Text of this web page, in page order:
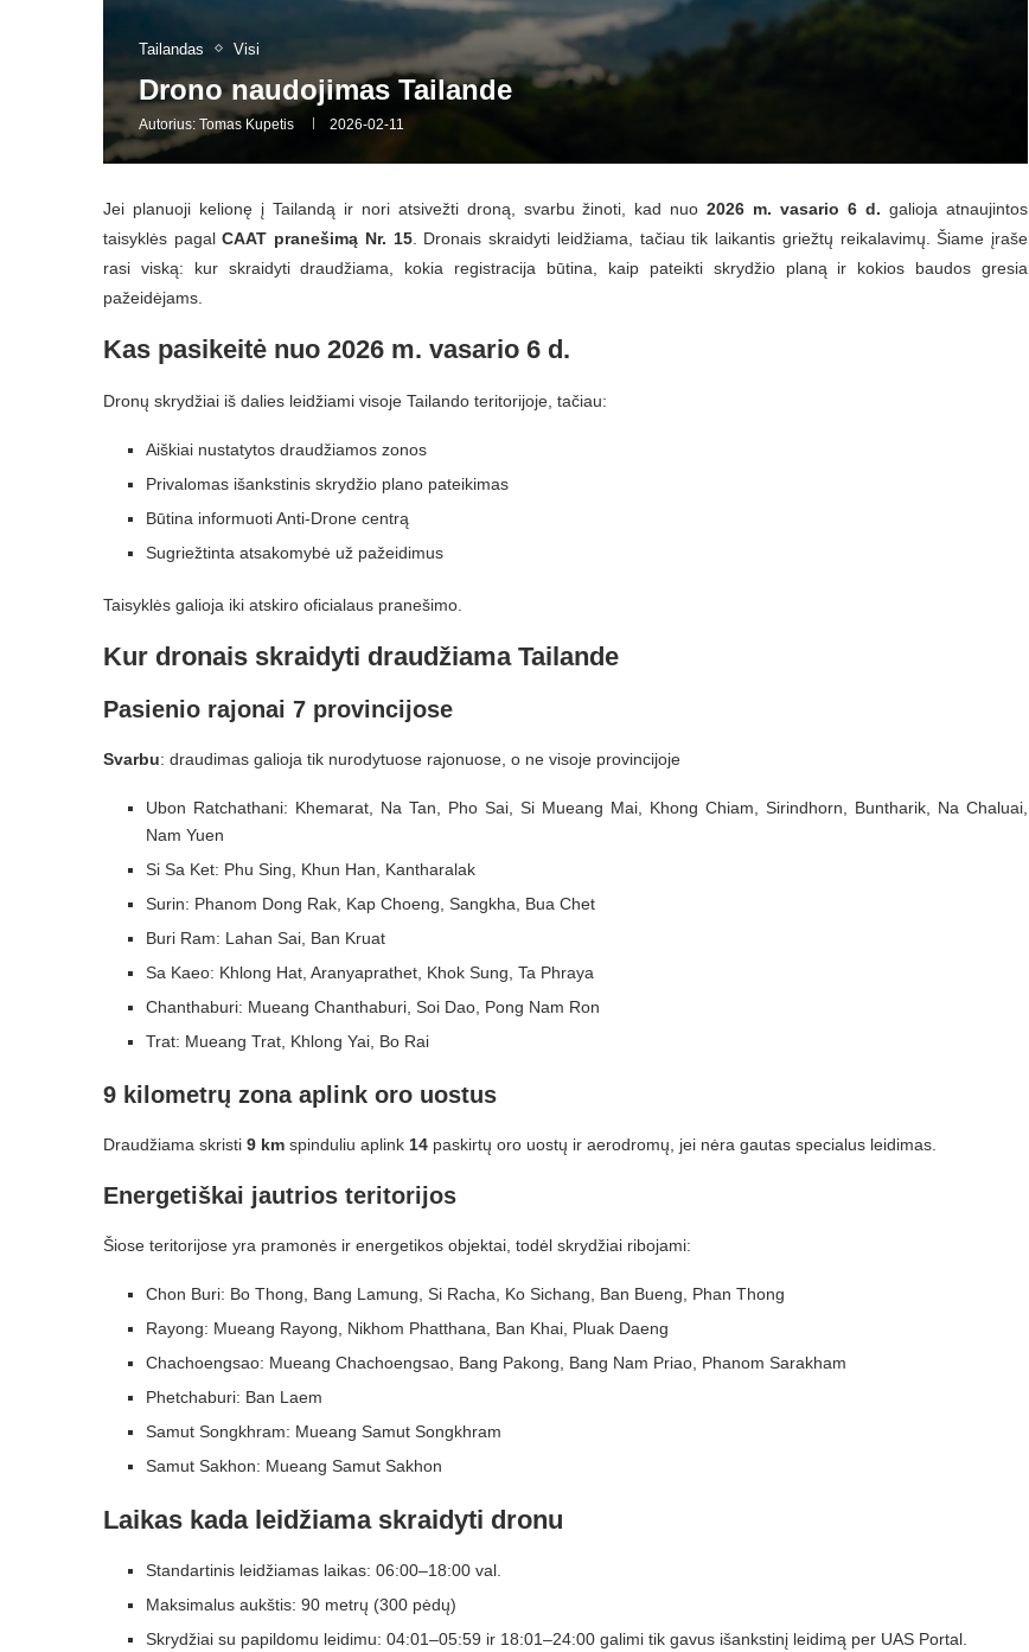
Tailandas Visi
Drono naudojimas Tailande
Autorius: Tomas Kupetis 2026-02-11
Jei planuoji kelionę į Tailandą ir nori atsivežti droną, svarbu žinoti, kad nuo2026 m. vasario 6 d. galioja atnaujintos
taisyklės pagalCAAT pranešimą Nr. 15. Dronais skraidyti leidžiama, tačiau tik laikantis griežtų reikalavimų. Šiame įraše
rasi viską: kur skraidyti draudžiama, kokia registracija būtina, kaip pateikti skrydžio planą ir kokios baudos gresia
pažeidėjams.
Kas pasikeitė nuo 2026 m. vasario 6 d.
Dronų skrydžiai iš dalies leidžiami visoje Tailando teritorijoje, tačiau:
Aiškiai nustatytos draudžiamos zonos
Privalomas išankstinis skrydžio plano pateikimas
Būtina informuoti Anti-Drone centrą
Sugriežtinta atsakomybė už pažeidimus
Taisyklės galioja iki atskiro oficialaus pranešimo.
Kur dronais skraidyti draudžiama Tailande
Pasienio rajonai 7 provincijose
Svarbu: draudimas galioja tik nurodytuose rajonuose, o ne visoje provincijoje
Ubon Ratchathani: Khemarat, Na Tan, Pho Sai, Si Mueang Mai, Khong Chiam, Sirindhorn, Buntharik, Na Chaluai,
Nam Yuen
Si Sa Ket: Phu Sing, Khun Han, Kantharalak
Surin: Phanom Dong Rak, Kap Choeng, Sangkha, Bua Chet
Buri Ram: Lahan Sai, Ban Kruat
Sa Kaeo: Khlong Hat, Aranyaprathet, Khok Sung, Ta Phraya
Chanthaburi: Mueang Chanthaburi, Soi Dao, Pong Nam Ron
Trat: Mueang Trat, Khlong Yai, Bo Rai
9 kilometrų zona aplink oro uostus
Draudžiama skristi 9 km spinduliu aplink 14 paskirtų oro uostų ir aerodromų, jei nėra gautas specialus leidimas.
Energetiškai jautrios teritorijos
Šiose teritorijose yra pramonės ir energetikos objektai, todėl skrydžiai ribojami:
Chon Buri: Bo Thong, Bang Lamung, Si Racha, Ko Sichang, Ban Bueng, Phan Thong
Rayong: Mueang Rayong, Nikhom Phatthana, Ban Khai, Pluak Daeng
Chachoengsao: Mueang Chachoengsao, Bang Pakong, Bang Nam Priao, Phanom Sarakham
Phetchaburi: Ban Laem
Samut Songkhram: Mueang Samut Songkhram
Samut Sakhon: Mueang Samut Sakhon
Laikas kada leidžiama skraidyti dronu
Standartinis leidžiamas laikas: 06:00–18:00 val.
Maksimalus aukštis: 90 metrų (300 pėdų)
Skrydžiai su papildomu leidimu: 04:01–05:59 ir 18:01–24:00 galimi tik gavus išankstinį leidimą per UAS Portal.